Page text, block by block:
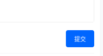
提交